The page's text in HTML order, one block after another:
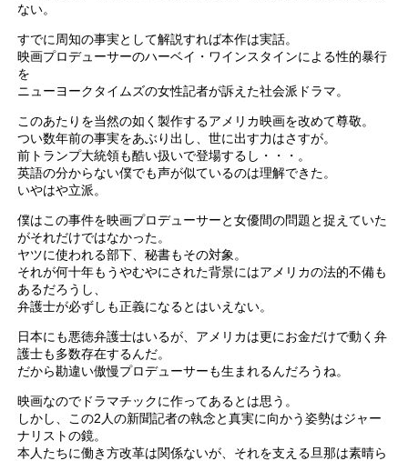
ない。
すでに周知の事実として解説すれば本作は実話。
映画プロデューサーのハーベイ・ワインスタインによる性的暴行
を
ニューヨークタイムズの女性記者が訴えた社会派ドラマ。
このあたりを当然の如く製作するアメリカ映画を改めて尊敬。
つい数年前の事実をあぶり出し、世に出す力はさすが。
前トランプ大統領も酷い扱いで登場するし・・・。
英語の分からない僕でも声が似ているのは理解できた。
いやはや立派。
僕はこの事件を映画プロデューサーと女優間の問題と捉えていた
がそれだけではなかった。
ヤツに使われる部下、秘書もその対象。
それが何十年もうやむやにされた背景にはアメリカの法的不備も
あるだろうし、
弁護士が必ずしも正義になるとはいえない。
日本にも悪徳弁護士はいるが、アメリカは更にお金だけで動く弁
護士も多数存在するんだ。
だから勘違い傲慢プロデューサーも生まれるんだろうね。
映画なのでドラマチックに作ってあるとは思う。
しかし、この2人の新聞記者の執念と真実に向かう姿勢はジャー
ナリストの鏡。
本人たちに働き方改革は関係ないが、それを支える旦那は素晴ら